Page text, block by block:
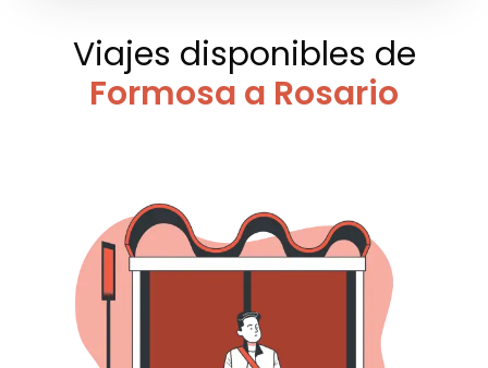
Viajes disponibles de
Formosa a Rosario